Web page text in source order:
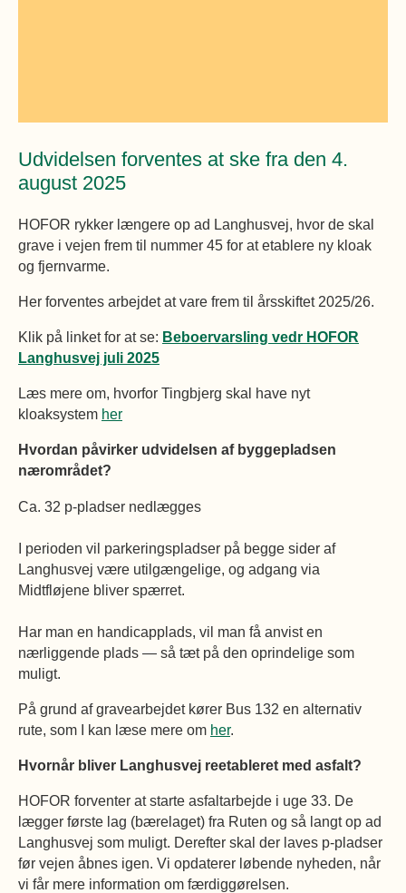
Udvidelsen forventes at ske fra den 4.
august 2025
HOFOR rykker længere op ad Langhusvej, hvor de skal
grave i vejen frem til nummer 45 for at etablere ny kloak
og fjernvarme.
Her forventes arbejdet at vare frem til årsskiftet 2025/26.
Klik på linket for at se: Beboervarsling vedr HOFOR
Langhusvej juli 2025
Læs mere om, hvorfor Tingbjerg skal have nyt
kloaksystem her
Hvordan påvirker udvidelsen af byggepladsen
nærområdet?
Ca. 32 p-pladser nedlægges
I perioden vil parkeringspladser på begge sider af
Langhusvej være utilgængelige, og adgang via
Midtfløjene bliver spærret.
Har man en handicapplads, vil man få anvist en
nærliggende plads — så tæt på den oprindelige som
muligt.
På grund af gravearbejdet kører Bus 132 en alternativ
rute, som I kan læse mere om her.
Hvornår bliver Langhusvej reetableret med asfalt?
HOFOR forventer at starte asfaltarbejde i uge 33. De
lægger første lag (bærelaget) fra Ruten og så langt op ad
Langhusvej som muligt. Derefter skal der laves p-pladser
før vejen åbnes igen. Vi opdaterer løbende nyheden, når
vi får mere information om færdiggørelsen.